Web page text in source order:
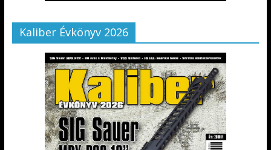
Kaliber Évkönyv 2026